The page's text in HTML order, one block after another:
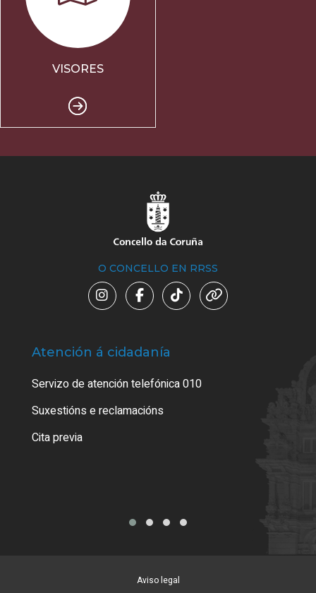
VISORES
O CONCELLO EN RRSS
Atención á cidadanía
Servizo de atención telefónica 010
Suxestións e reclamacións
Cita previa
Aviso legal